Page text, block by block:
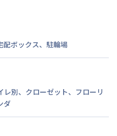
込みも可能です。
配ボックス、 駐輪場
レ別、 クローゼット、 フローリ
ダ